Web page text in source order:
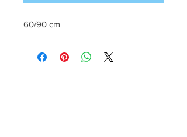
60/90 cm